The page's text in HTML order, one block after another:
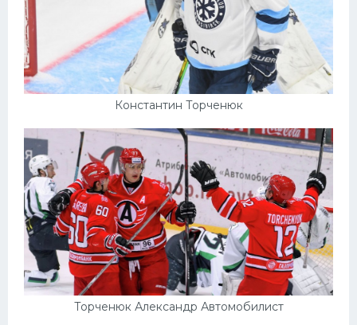
Константин Торченюк
Торченюк Александр Автомобилист